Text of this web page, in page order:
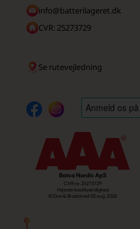
info@batterilageret.dk
CVR: 25273729
Se rutevejledning